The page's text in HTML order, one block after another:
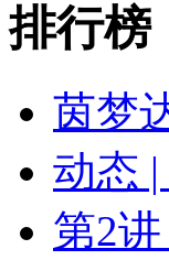
排行榜
茵梦
动态
第2